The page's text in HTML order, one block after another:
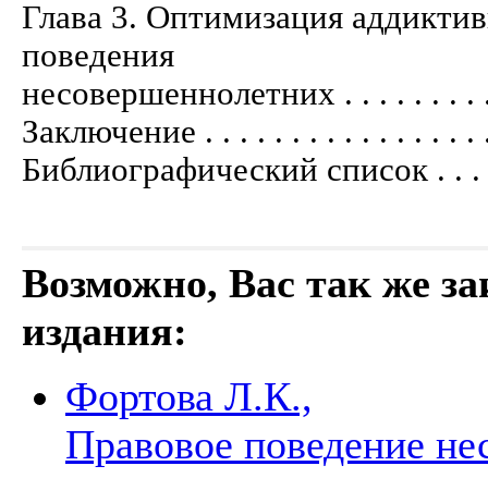
Глава 3. Оптимизация
поведения
несовершеннолетних . . . . . . .
Заключение . . . . . . . . . . . . . . .
Библиографический список . .
Возможно, Вас так же
издания:
Фортова Л.К.,
Правовое поведение